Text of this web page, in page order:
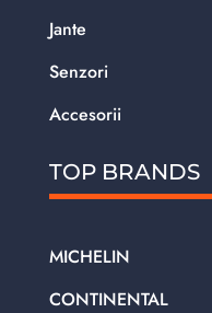
Jante
Senzori
Accesorii
TOP BRANDS
MICHELIN
CONTINENTAL